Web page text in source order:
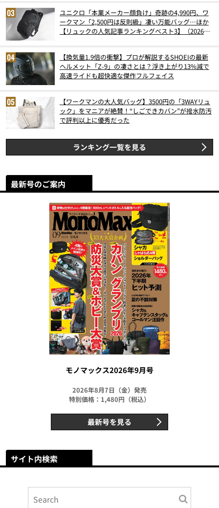
ユニクロ「本業メーカー顔負け」奇跡の4,990円、ワ
ークマン「2,500円は反則級」凄い万能バッグ…ほか
【リュックの人気記事ランキングベスト3】（2026年
【換気量1.9倍の衝撃】プロが解説するSHOEIの最新
ヘルメット「Z-9」の凄さとは？浮き上がり13%減で
高速ライドも超快適な傑作フルフェイス
【ワークマンの大人気バッグ】3500円の「3WAYリュ
ック」をマニアが絶賛！“しごできカバン”が撥水防汚
で評判以上に優秀だった
ランキング一覧を見る
最新号のご案内
モノマックス2026年9月号
2026年8月7日（金）発売
特別価格：1,480円（税込）
最新号を見る
サイト内検索